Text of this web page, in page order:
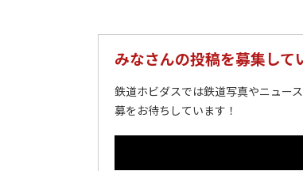
みなさんの投稿を募集して
鉄道ホビダスでは鉄道写真やニュー
募をお待ちしています！